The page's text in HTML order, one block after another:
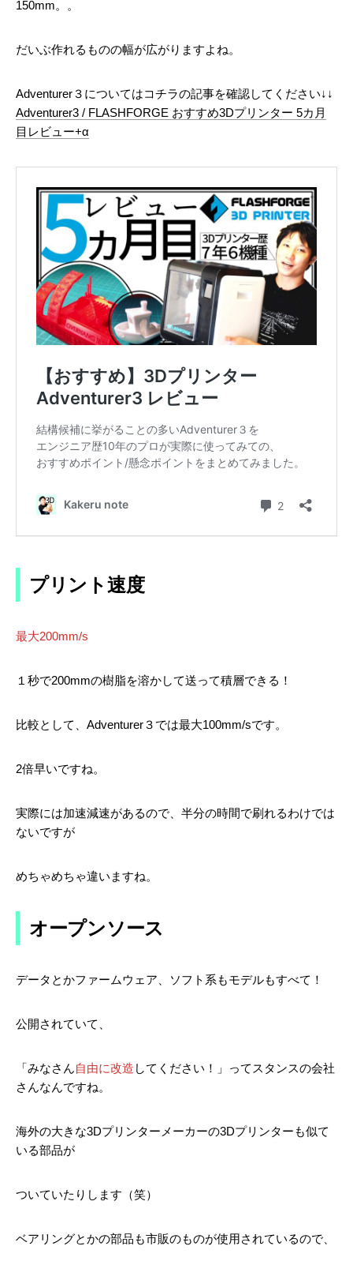
150mm。。
だいぶ作れるものの幅が広がりますよね。
Adventurer３についてはコチラの記事を確認してください↓↓
Adventurer3 / FLASHFORGE おすすめ3Dプリンター 5カ月
目レビュー+α
プリント速度
最大200mm/s
１秒で200mmの樹脂を溶かして送って積層できる！
比較として、Adventurer３では最大100mm/sです。
2倍早いですね。
実際には加速減速があるので、半分の時間で刷れるわけでは
ないですが
めちゃめちゃ違いますね。
オープンソース
データとかファームウェア、ソフト系もモデルもすべて！
公開されていて、
「みなさん自由に改造 してください！」ってスタンスの会社
さんなんですね。
海外の大きな3Dプリンターメーカーの3Dプリンターも似て
いる部品が
ついていたりします（笑）
ベアリングとかの部品も市販のものが使用されているので、